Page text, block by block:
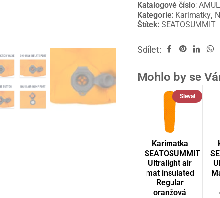
Katalogové číslo:
Kategorie: Karimatky,
Štítek:SEATOSUMMIT
Sdílet:
Mohlo by se
Sleva!
Karimatka
SEATOSUMMIT
Ultralight air
mat insulated
Regular
oranžová